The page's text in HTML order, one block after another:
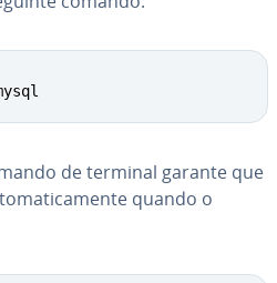
de terminal garante que
quando o